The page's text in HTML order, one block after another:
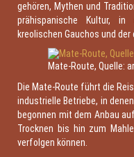
gehören, Mythen und
prähispanische Kultur,
kreolischen Gauchos und
Mate-Route, Quelle:
Die Mate-Route führt die
industrielle Betriebe, in
begonnen mit dem Anbau
Trocknen bis hin zum
verfolgen können.